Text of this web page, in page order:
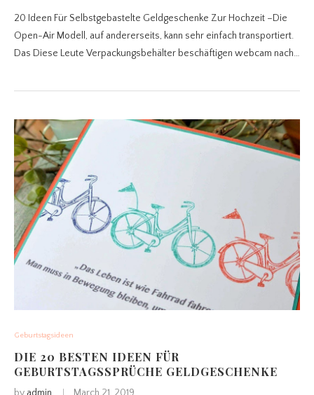
20 Ideen Für Selbstgebastelte Geldgeschenke Zur Hochzeit –Die
Open-Air Modell, auf andererseits, kann sehr einfach transportiert.
Das Diese Leute Verpackungsbehälter beschäftigen webcam nach…
Geburtstagsideen
DIE 20 BESTEN IDEEN FÜR
GEBURTSTAGSSPRÜCHE GELDGESCHENKE